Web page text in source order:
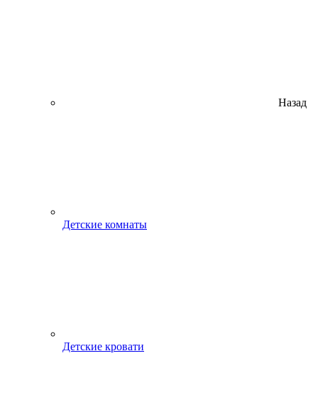
Назад
Детские комнаты
Детские кровати